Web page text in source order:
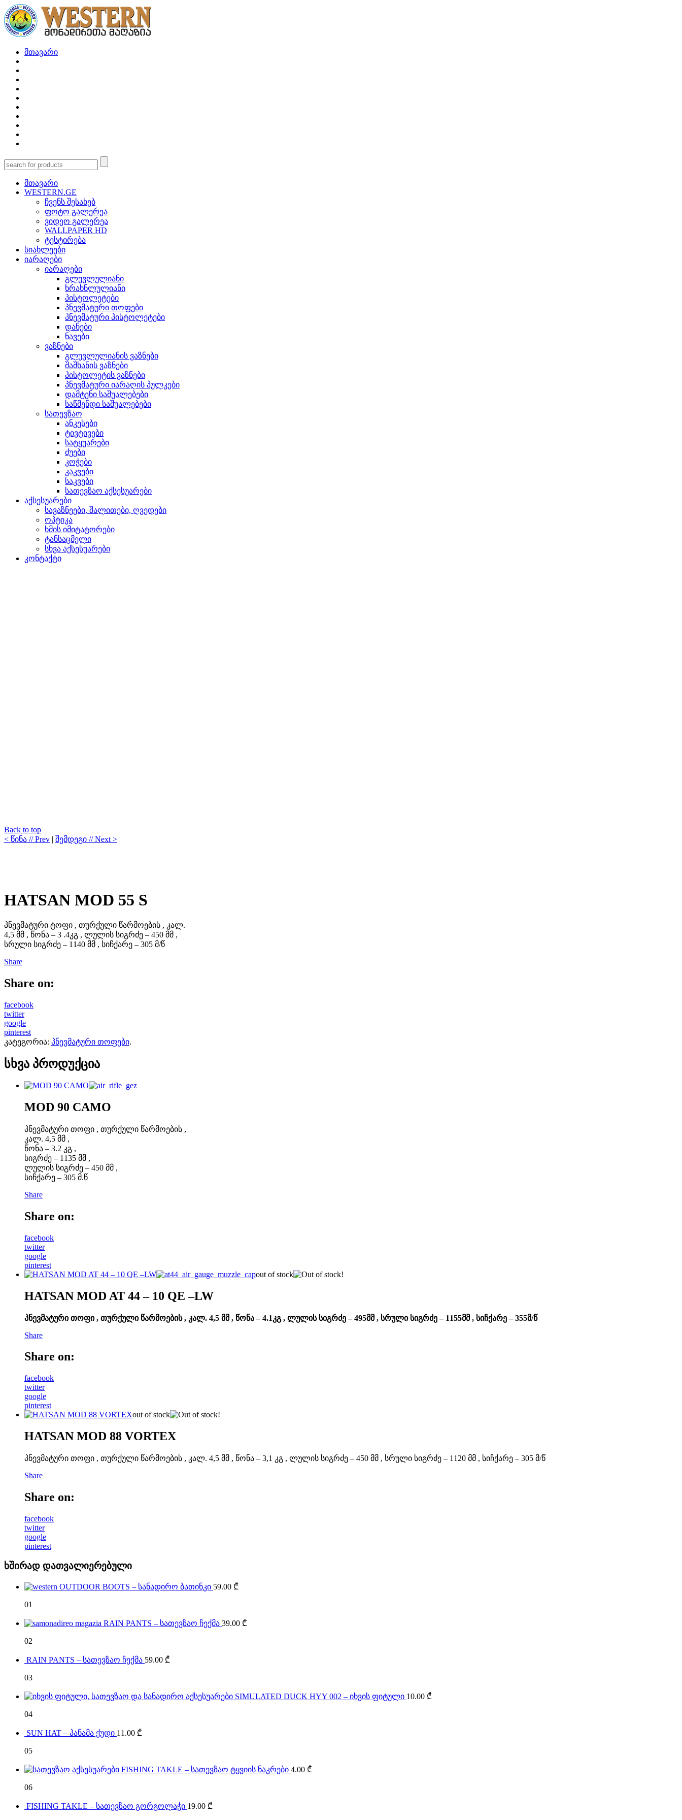
მთავარი
მთავარი
WESTERN.GE
ჩვენს შესახებ
ფოტო გალერეა
ვიდეო გალერეა
WALLPAPER HD
ტესტირება
სიახლეები
იარაღები
იარაღები
გლუვლულიანი
ხრახნლულიანი
პისტოლეტები
პნევმატური თოფები
პნევმატური პისტოლეტები
დანები
ნავები
ვაზნები
გლუვლულიანის ვაზნები
შაშხანის ვაზნები
პისტოლეტის ვაზნები
პნევმატური იარაღის პულკები
დამტენი საშუალებები
საწმენდი საშუალებები
სათევზაო
ანკესები
ტივტივები
სატყუარები
ძუები
კოჭები
კაკვები
საკვები
სათევზაო აქსესუარები
აქსესუარები
სავაზნეები, შალითები, ღვედები
ოპტიკა
ხმის იმიტატორები
ტანსაცმელი
სხვა აქსესუარები
კონტაქტი
Back to top
< წინა // Prev | შემდეგი // Next >
HATSAN MOD 55 S
პნევმატური ტოფი , თურქული წარმოების , კალ.
4,5 მმ , წონა – 3 .4კგ , ლულის სიგრძე – 450 მმ ,
სრული სიგრძე – 1140 მმ , სიჩქარე – 305 მ/წ
Share
Share on:
facebook
twitter
google
pinterest
კატეგორია: პნევმატური თოფები.
სხვა პროდუქცია
MOD 90 CAMO
პნევმატური თოფი , თურქული წარმოების ,
კალ. 4,5 მმ ,
წონა – 3.2 კგ ,
სიგრძე – 1135 მმ ,
ლულის სიგრძე – 450 მმ ,
სიჩქარე – 305 მ.წ
Share
Share on:
facebook
twitter
google
pinterest
out of stock
HATSAN MOD AT 44 – 10 QE –LW
პნევმატური თოფი , თურქული წარმოების , კალ. 4,5 მმ , წონა – 4.1კგ , ლულის სიგრძე – 495მმ , სრული სიგრძე – 1155მმ , სიჩქარე – 355მ/წ
Share
Share on:
facebook
twitter
google
pinterest
out of stock
HATSAN MOD 88 VORTEX
პნევმატური თოფი , თურქული წარმოების , კალ. 4,5 მმ , წონა – 3,1 კგ , ლულის სიგრძე – 450 მმ , სრული სიგრძე – 1120 მმ , სიჩქარე – 305 მ/წ
Share
Share on:
facebook
twitter
google
pinterest
ხშირად დათვალიერებული
OUTDOOR BOOTS – სანადირო ბათინკი 59.00 ₾
01
RAIN PANTS – სათევზაო ჩექმა 39.00 ₾
02
RAIN PANTS – სათევზაო ჩექმა 59.00 ₾
03
SIMULATED DUCK HYY 002 – იხვის ფიტული 10.00 ₾
04
SUN HAT – პანამა ქუდი 11.00 ₾
05
FISHING TAKLE – სათევზაო ტყვიის ნაკრები 4.00 ₾
06
FISHING TAKLE – სათევზაო გორგოლაჭი 19.00 ₾